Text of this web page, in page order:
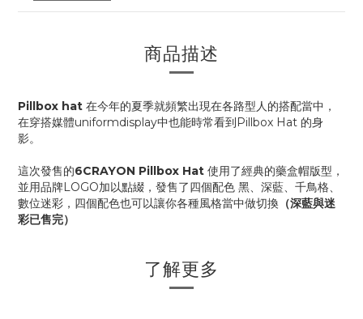
商品描述
Pillbox hat 在今年的夏季就頻繁出現在各路型人的搭配當中，
在穿搭媒體uniformdisplay中也能時常看到Pillbox Hat 的身
影。
這次發售的6CRAYON Pillbox Hat 使用了經典的藥盒帽版型，
並用品牌LOGO加以點綴，發售了四個配色 黑、深藍、千鳥格、
數位迷彩，四個配色也可以讓你各種風格當中做切換 （深藍與迷
彩已售完）
了解更多